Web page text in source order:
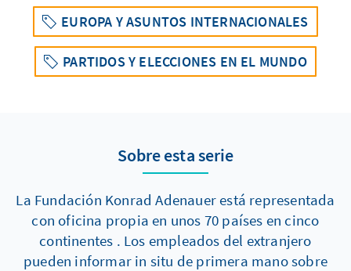
EUROPA Y ASUNTOS INTERNACIONALES
PARTIDOS Y ELECCIONES EN EL MUNDO
Sobre esta serie
La Fundación Konrad Adenauer está representada
con oficina propia en unos 70 países en cinco
continentes . Los empleados del extranjero
pueden informar in situ de primera mano sobre